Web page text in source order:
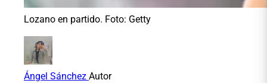
Lozano en partido. Foto: Getty
Ángel Sánchez Autor